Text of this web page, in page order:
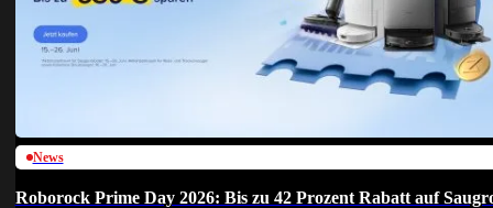
News
Roborock Prime Day 2026: Bis zu 42 Prozent Rabatt auf